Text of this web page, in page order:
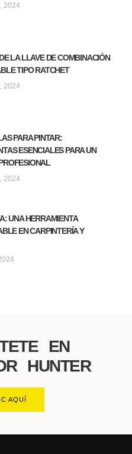
2024
LA LLAVE DE COMBINACIÓN
TIPO RATCHET
2024
PARA PINTAR:
ESENCIALES PARA UN
2024
UNA HERRAMIENTA
EN CARPINTERÍA Y
EN
HUNTER
AQUÍ